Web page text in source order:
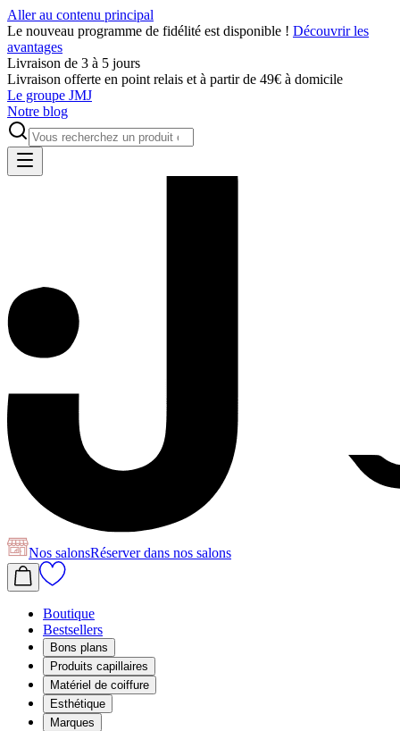
Aller au contenu principal
Le nouveau programme de fidélité est disponible ! Découvrir les
avantages
Livraison de 3 à 5 jours
Livraison offerte en point relais et à partir de 49€ à domicile
Le groupe JMJ
Notre blog
Nos salonsRéserverdans nos salons
Boutique
Bestsellers
Bons plans
Produits capillaires
Matériel de coiffure
Esthétique
Marques